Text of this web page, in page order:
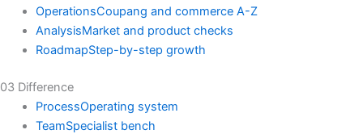
OperationsCoupang and commerce A-Z
AnalysisMarket and product checks
RoadmapStep-by-step growth
03 Difference
ProcessOperating system
TeamSpecialist bench